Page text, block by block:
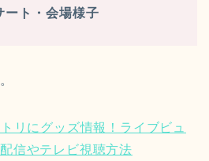
ート・会場様子
リにグッズ情報！ライブビュ
信やテレビ視聴方法